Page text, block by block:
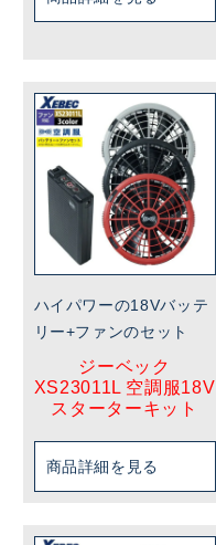
ハイパワーの18Vバッテ
リー+ファンのセット
ジーベック
XS23011L 空調服18V
スターターキット
商品詳細を見る